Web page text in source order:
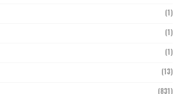
(1)
(1)
(1)
(13)
(831)